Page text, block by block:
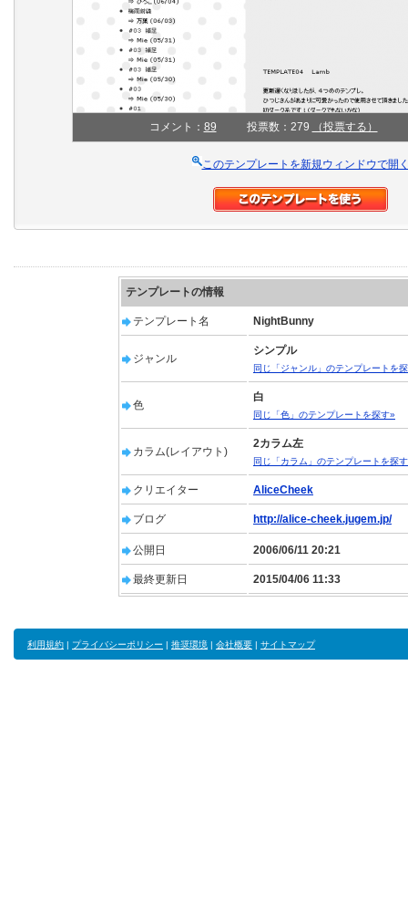
コメント： 89 投票数：279 （投票する）
このテンプレートを新規ウィンドウで開
テンプレートの情報
テンプレート名 NightBunny
ジャンル
シンプル
同じ「ジャンル」のテンプレートを
色
白
同じ「色」のテンプレートを探す»
カラム(レイアウト)
2カラム左
同じ「カラム」のテンプレートを探
クリエイター AliceCheek
ブログ http://alice-cheek.jugem.jp/
公開日 2006/06/11 20:21
最終更新日 2015/04/06 11:33
利用規約 | プライバシーポリシー | 推奨環境 | 会社概要 | サイトマップ